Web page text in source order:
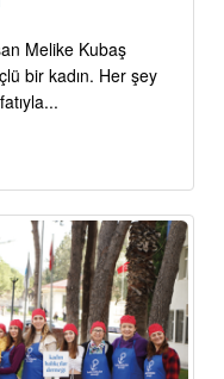
Melike Kubaş
bir kadın. Her şey